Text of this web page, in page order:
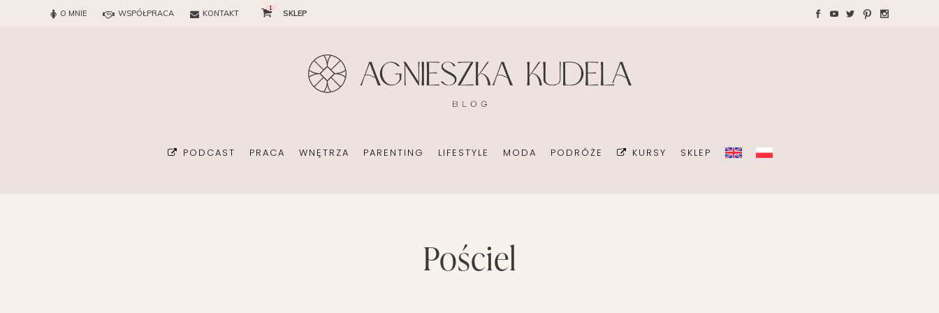
O MNIE WSPÓŁPRACA KONTAKT
1
SKLEP
PODCAST PRACA WNĘTRZA PARENTING
KARMIENIE PIERSIĄ
LIFESTYLE
FOTOGRAFIA
MODA PODRÓŻE KURSY SKLEP
KONSULTANT ŚLUBNY
ORGANIZACJA
BIURO
POKÓJ DZIECIĘCY
KARMIENIE PIERSIĄ
WÓZKI DZIECIĘCE
FOTOGRAFIA
pościel